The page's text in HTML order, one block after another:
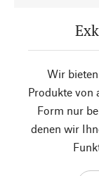
Wir
Produkte von
Form nur
denen wir